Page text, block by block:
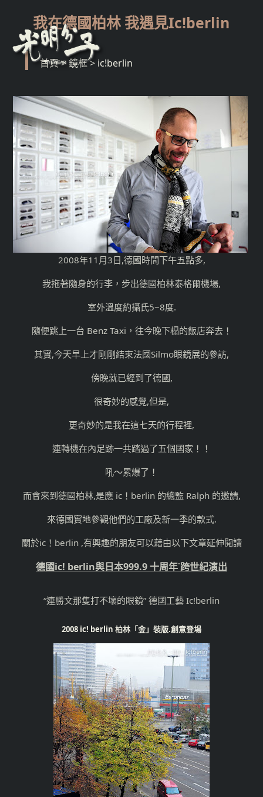
我在德國柏林 我遇見Ic!berlin
首頁>鏡框> ic!berlin
2008年11月3日,德國時間下午五點多,
我拖著隨身的行李，步出德國柏林泰格爾機場,
室外溫度約攝氏5~8度.
隨便跳上一台 Benz Taxi，往今晚下榻的飯店奔去！
其實,今天早上才剛剛結束法國Silmo眼鏡展的參訪,
傍晚就已經到了德國,
很奇妙的感覺,但是,
更奇妙的是我在這七天的行程裡,
連轉機在內足跡一共踏過了五個國家！！
吼～累爆了！
而會來到德國柏林,是應 ic！berlin 的總監 Ralph 的邀請,
來德國實地參觀他們的工廠及新一季的款式.
關於ic！berlin ,有興趣的朋友可以藉由以下文章延伸閱讀
德國ic! berlin與日本999.9 十周年˙跨世紀演出
“連勝文那隻打不壞的眼鏡” 德國工藝 Ic!berlin
2008 ic! berlin 柏林「金」裝版.創意登場